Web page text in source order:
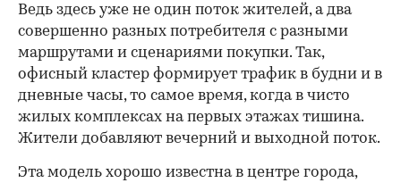
Ведь здесь уже не один поток жителей, а два
совершенно разных потребителя с разными
маршрутами и сценариями покупки. Так,
офисный кластер формирует трафик в будни и в
дневные часы, то самое время, когда в чисто
жилых комплексах на первых этажах тишина.
Жители добавляют вечерний и выходной поток.
Эта модель хорошо известна в центре города,